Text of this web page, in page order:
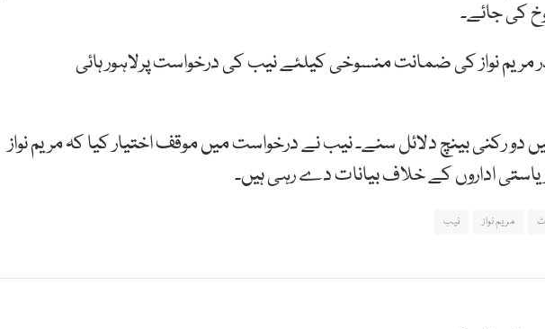
کی جائے۔
نواز کی ضمانت منسوخی کیلئے نیب کی درخواست پرلاہور ہائی
رکنی بینچ دلائل سنے۔ نیب نے درخواست میں موقف اختیار کیا کہ مریم نواز
اداروں کے خلاف بیانات دے رہی ہیں۔
مریم نواز نیب